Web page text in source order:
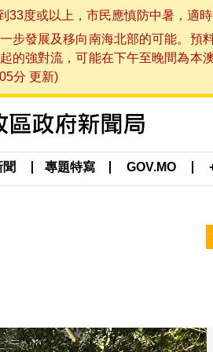
度或以上，市民應慎防中暑，適
步發展及移向南海北部的可能。
強對流，可能在下午至晚間為本
分 更新)
專題特寫 GOV.MO